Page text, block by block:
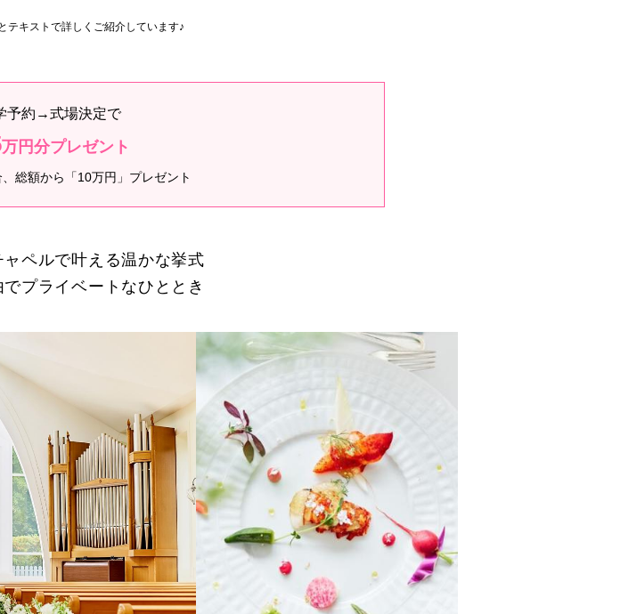
テキストで詳しくご紹介しています♪
予約→式場決定で
万円分プレゼント
総額から「10万円」プレゼント
ペルで叶える温かな挙式
プライベートなひととき